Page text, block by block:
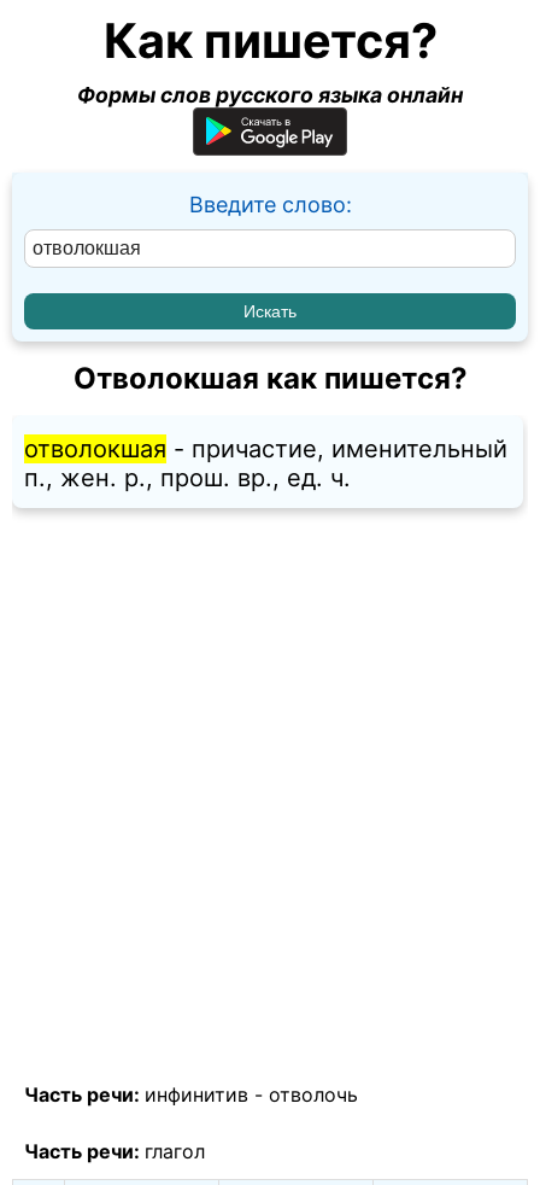
Как пишется?
Формы слов русского языка онлайн
Введите слово:
Отволокшая как пишется?
отволокшая - причастие, именительный
п., жен. p., прош. вр., ед. ч.
Часть речи: инфинитив - отволочь
Часть речи: глагол